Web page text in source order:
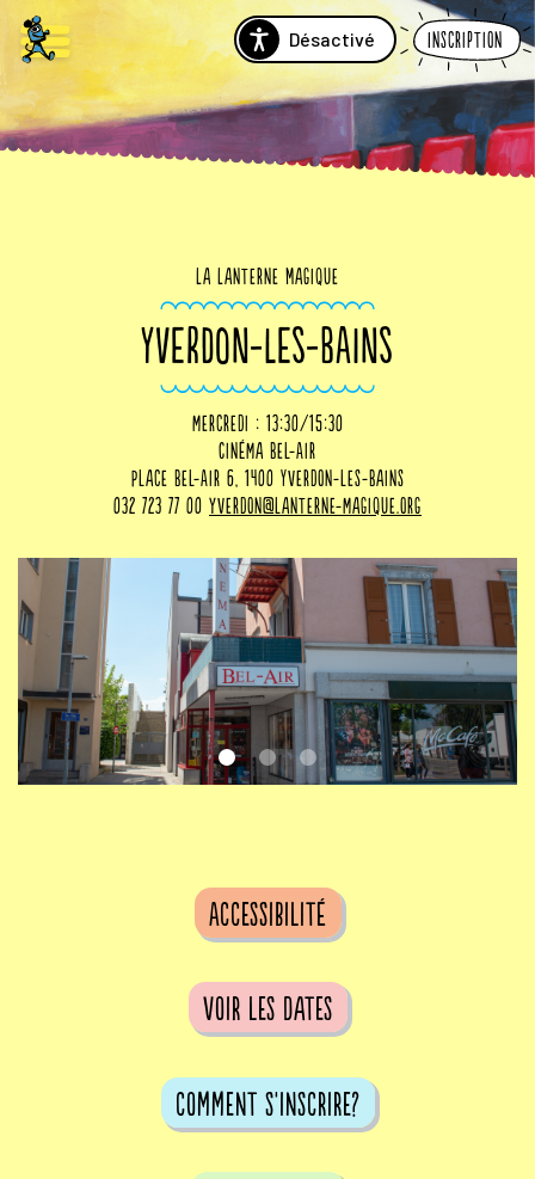
Désactivé Inscription
La Lanterne Magique
YVERDON-LES-BAINS
mercredi : 13:30/15:30
Cinéma Bel-Air
Place Bel-Air 6, 1400 Yverdon-les-Bains
032 723 77 00 yverdon@lanterne-magique.org
Accessibilité
voir les dates
comment s'inscrire?